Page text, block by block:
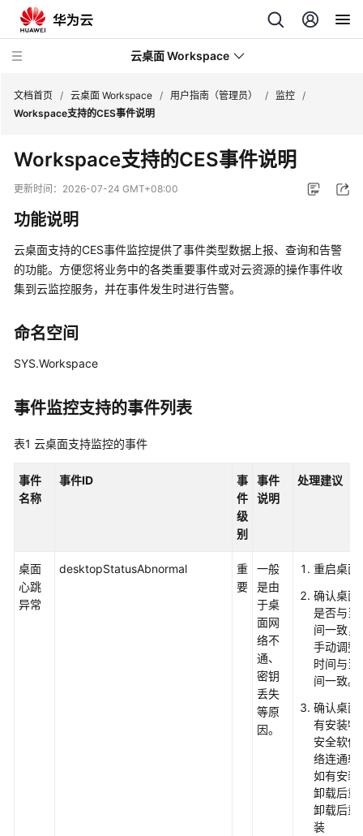
云桌面 Workspace
新
动
务
公
告
产
介
计
费
明
门
用
文档首页 / 云桌面 Workspace / 用户指南（管理员） / 监控 /
Workspace支持的CES事件说明
Workspace支持的CES事件说明
更新时间： 2026-07-24 GMT+08:00
功能说明
云桌面支持的CES事件监控提供了事件类型数据上报、查询和告警
的功能。方便您将业务中的各类重要事件或对云资源的操作事件收
集到云监控服务，并在事件发生时进行告警。
命名空间
SYS.Workspace
事件监控支持的事件列表
表1 云桌面支持监控的事件
事件
名称
事件ID
事
件
级
别
事件
说明
处理建议
桌面
心跳
异常
desktopStatusAbnormal
重
要
一般
是由
于桌
面网
络不
通、
密钥
丢失
等原
因。
重启桌面
确认桌面
是否与当
间一致，
手动调整
时间与当
间一致。
确认桌面
有安装特
安全软件
络连通软
如有安装
卸载后重
卸载后重
装